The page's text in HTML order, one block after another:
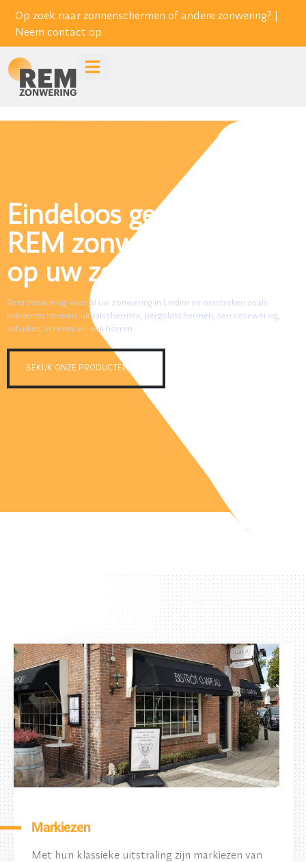
Op zoek naar zonnenschermen of andere zonwering? |
Neem contact op
Eindeloos genieten met
REM zonwering de REM
op uw zon.
Rem zonwering voor al uw zonwering in Leiden en omstreken zoals
knikarmschermen, uitvalschermen, pergolaschermen, serrezonwering,
rolluiken, screens en ook horren
BEKIJK ONZE PRODUCTEN
Markiezen
Met hun klassieke uitstraling zijn markiezen van